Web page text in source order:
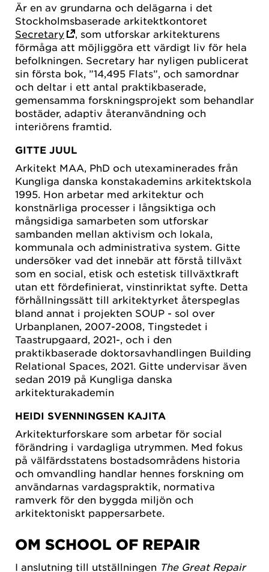
Är en av grundarna och delägarna i det
Stockholmsbaserade arkitektkontoret
Secretary
, som utforskar arkitekturens
förmåga att möjliggöra ett värdigt liv för hela
befolkningen. Secretary har nyligen publicerat
sin första bok, ”14,495 Flats”, och samordnar
och deltar i ett antal praktikbaserade,
gemensamma forskningsprojekt som behandlar
bostäder, adaptiv återanvändning och
interiörens framtid.
GITTE JUUL
Arkitekt MAA, PhD och utexaminerades från
Kungliga danska konstakademins arkitektskola
1995. Hon arbetar med arkitektur och
konstnärliga processer i långsiktiga och
mångsidiga samarbeten som utforskar
sambanden mellan aktivism och lokala,
kommunala och administrativa system. Gitte
undersöker vad det innebär att förstå tillväxt
som en social, etisk och estetisk tillväxtkraft
utan ett fördefinierat, vinstinriktat syfte. Detta
förhållningssätt till arkitektyrket återspeglas
bland annat i projekten SOUP - sol over
Urbanplanen, 2007-2008, Tingstedet i
Taastrupgaard, 2021-, och i den
praktikbaserade doktorsavhandlingen Building
Relational Spaces, 2021. Gitte undervisar även
sedan 2019 på Kungliga danska
arkitekturakademin
HEIDI SVENNINGSEN KAJITA
Arkitekturforskare som arbetar för social
förändring i vardagliga utrymmen. Med fokus
på välfärdsstatens bostadsområdens historia
och omvandling handlar hennes forskning om
användarnas vardagspraktik, normativa
ramverk för den byggda miljön och
arkitektoniskt pappersarbete.
OM SCHOOL OF REPAIR
I anslutning till utställningen The Great Repair